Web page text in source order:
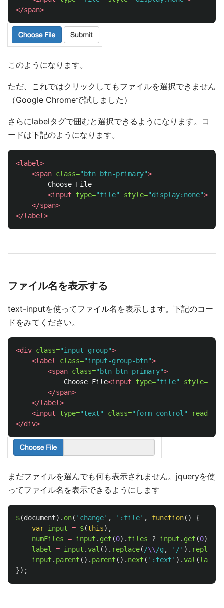
</span>
このようになります。
ただ、これではクリックしてもファイルを選択できません
（Google Chromeで試しました）
さらにlabelタグで囲むと選択できるようになります。コ
ードは下記のようになります。
<label>
<span class="btn btn-primary">
        Choose File
<input
type="file" style="display:none">
</span>
</label>
ファイル名を表示する
text-inputを使ってファイル名を表示します。下記のコー
ドをみてください。
<div class="input-group">
<label
class="input-group-btn">
<span class="btn btn-primary">
            Choose File
<input type="file" style=
</span>
</label>
<input
type="text" class="form-control"
</div>
まだファイルを選んでも何も表示されません。jqueryを使
ってファイル名を表示できるようにします
$(document). on( ' change' , ' :file' , function()
{
var input = $(this),
numFiles = input . get (0). files ? input . get (0).
label
= input .val (). replace( /\\ /g , ' /' ). replace
input . parent (). parent (). next ( ' :text ' ).val (label
});